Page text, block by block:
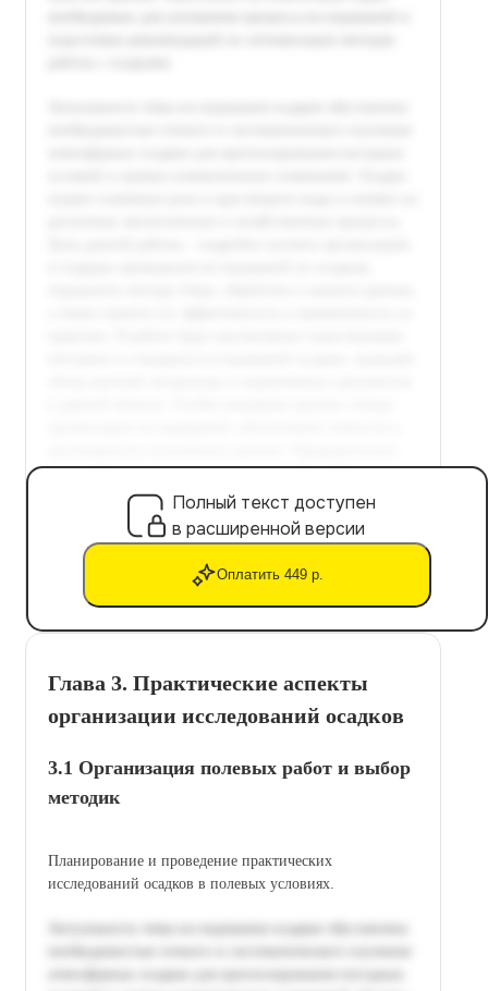
Полный текст доступен
в расширенной версии
Оплатить 449 р.
Глава 3. Практические аспекты
организации исследований осадков
3.1 Организация полевых работ и выбор
методик
Планирование и проведение практических
исследований осадков в полевых условиях.